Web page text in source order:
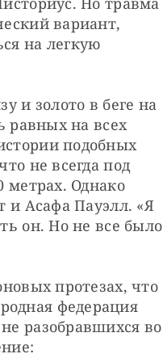
вариант,
на легкую
и золото в беге на
равных на всех
подобных
не всегда под
метрах. Однако
и Асафа Пауэлл. «Я
он. Но не все было
протезах, что
федерация
разобравшихся во